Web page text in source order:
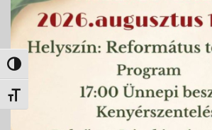
Nagy kontraszt váltása
Betűméret váltása